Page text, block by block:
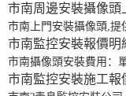
市南周邊安裝攝像頭
市南上門安裝攝像頭,提
市南監控安裝報價明
市南攝像頭安裝費用：
市南監控安裝施工報